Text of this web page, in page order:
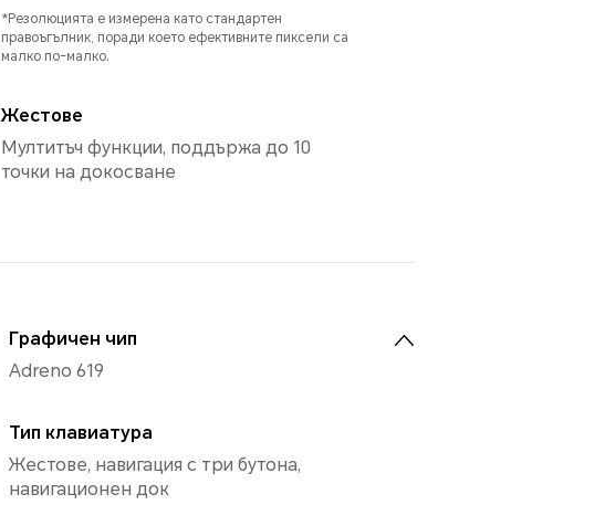
*Резолюцията е измерена като стандартен
правоъгълник, поради което ефективните пиксели са
малко по-малко.
Жестове
Мултитъч функции, поддържа до 10
точки на докосване
Графичен чип
Adreno 619
Тип клавиатура
Жестове, навигация с три бутона,
навигационен док